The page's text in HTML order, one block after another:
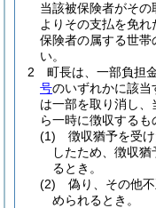
当該被保険者がそ
よりその支払を免
保険者の属する世帯
い。
2
町長は、一部負担
号のいずれかに該当
は一部を取り消し
ら一時に徴収するも
(1)
徴収猶予を受
したため、徴収
るとき。
(2)
偽り、その他
められるとき。